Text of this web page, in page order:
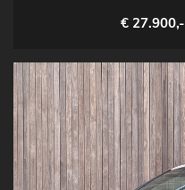
€ 27.900,-